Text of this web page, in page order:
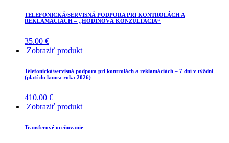
TELEFONICKÁ/SERVISNÁ PODPORA PRI KONTROLÁCH A
REKLAMÁCIÁCH – ,,HODINOVÁ KONZULTÁCIA“
35.00 €
Zobraziť produkt
Telefonická/servisná podpora pri kontrolách a reklamáciách – 7 dní v týždni
(platí do konca roka 2026)
410.00 €
Zobraziť produkt
Transferové oceňovanie